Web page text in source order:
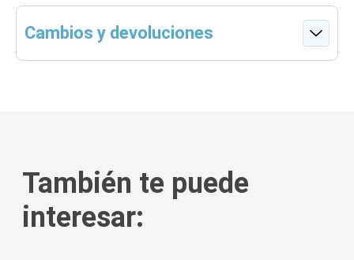
Cambios y devoluciones
También te puede
interesar: